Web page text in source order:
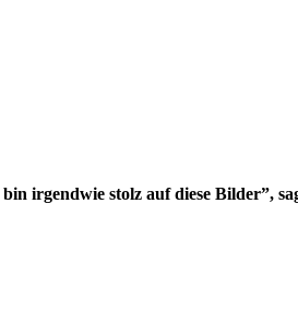
irgendwie stolz auf diese Bilder”,